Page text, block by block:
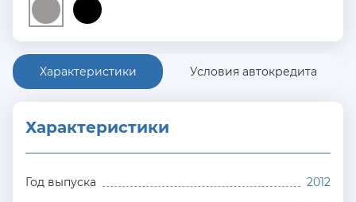
Характеристики Условия автокредита
Характеристики
Год выпуска 2012